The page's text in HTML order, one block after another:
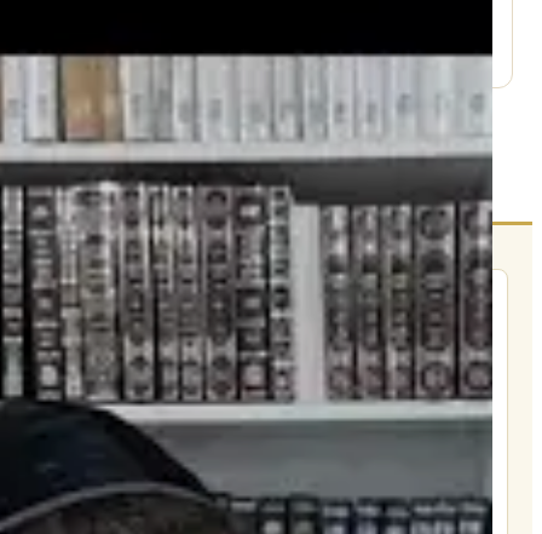
עמוד היוטיוב ↗
הרשם לרשימת אימייל שבועי
הרשם